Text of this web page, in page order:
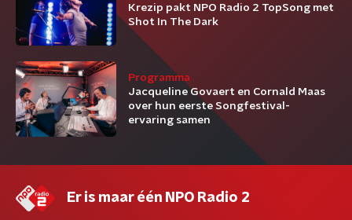
Krezip pakt NPO Radio 2 TopSong met
Shot In The Dark
Programma
Jacqueline Govaert en Cornald Maas
over hun eerste Songfestival-
ervaring samen
Er is maar één NPO Radio 2